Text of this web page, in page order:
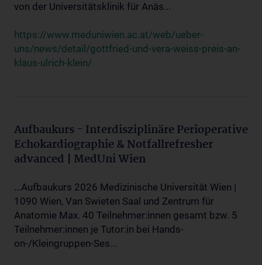
von der Universitätsklinik für Anäs...
https://www.meduniwien.ac.at/web/ueber-
uns/news/detail/gottfried-und-vera-weiss-preis-an-
klaus-ulrich-klein/
Aufbaukurs - Interdisziplinäre Perioperative
Echokardiographie & Notfallrefresher
advanced | MedUni Wien
...Aufbaukurs 2026 Medizinische Universität Wien |
1090 Wien, Van Swieten Saal und Zentrum für
Anatomie Max. 40 Teilnehmer:innen gesamt bzw. 5
Teilnehmer:innen je Tutor:in bei Hands-
on-/Kleingruppen-Ses...